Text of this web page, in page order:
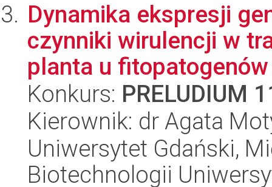
Dynamika ekspresji
czynniki wirulencji w
planta u
Konkurs: PRELUDIUM
Kierownik: dr Agata
Uniwersytet Gdański,
Biotechnologii